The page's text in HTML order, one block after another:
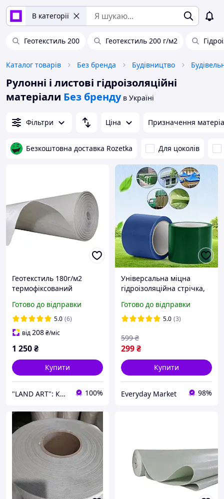
В категорії
Геотекстиль 200 Геотекстиль 200 г/м2
Каталог товарів Без бренда Будівництво
Рулонні і листові гідроізоляційні
матеріали Без бренду в Україні
Фільтри Ціна Призначення
Безкоштовна доставка Rozetka Для цоколів
Геотекстиль 180г/м2
термофіксований
Будівельний геотекстиль
Геотканина для садових
доріжок
Готово до відправки
5.0 (6)
від208₴/міс
1 250₴
Купити
"LAND ART": Корисні товари для вашого будинку та саду! 100%
Універсальна міцна
гідроізоляційна стрічка,
клейка стрічка для
ремонту 7.5м
Готово до відправки
5.0 (3)
299₴
599 ₴
Купити
Everyday Market 98%